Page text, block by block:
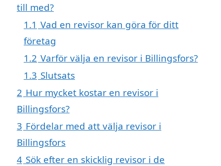
till med?
1.1 Vad en revisor kan göra för ditt
företag
1.2 Varför välja en revisor i Billingsfors?
1.3 Slutsats
2 Hur mycket kostar en revisor i
Billingsfors?
3 Fördelar med att välja revisor i
Billingsfors
4 Sök efter en skicklig revisor i de